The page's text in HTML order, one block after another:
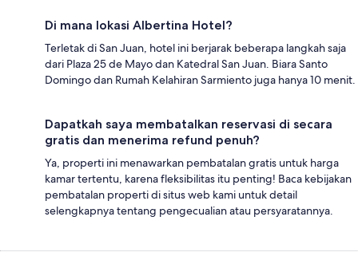
Di mana lokasi Albertina Hotel?
Terletak di San Juan, hotel ini berjarak beberapa langkah saja
dari Plaza 25 de Mayo dan Katedral San Juan. Biara Santo
Domingo dan Rumah Kelahiran Sarmiento juga hanya 10 menit.
Dapatkah saya membatalkan reservasi di secara
gratis dan menerima refund penuh?
Ya, properti ini menawarkan pembatalan gratis untuk harga
kamar tertentu, karena fleksibilitas itu penting! Baca kebijakan
pembatalan properti di situs web kami untuk detail
selengkapnya tentang pengecualian atau persyaratannya.